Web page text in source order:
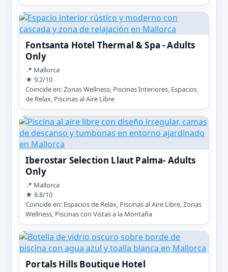
Fontsanta Hotel Thermal & Spa - Adults
Only
📍 Mallorca
★ 9.2/10
Coincide en: Zonas Wellness, Piscinas Interiores, Espacios
de Relax, Piscinas al Aire Libre
Iberostar Selection Llaut Palma- Adults
Only
📍 Mallorca
★ 8.8/10
Coincide en: Espacios de Relax, Piscinas al Aire Libre, Zonas
Wellness, Piscinas con Vistas a la Montaña
Portals Hills Boutique Hotel